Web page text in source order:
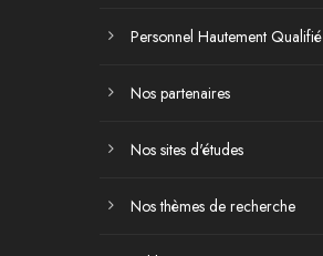
Personnel Hautement Qualifié
Nos partenaires
Nos sites d'études
Nos thèmes de recherche